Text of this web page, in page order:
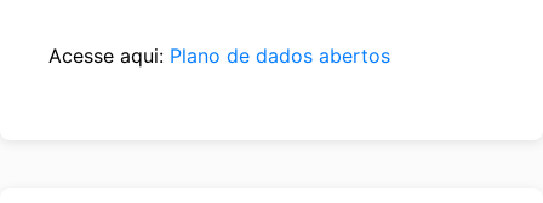
Acesse aqui: Plano de dados abertos